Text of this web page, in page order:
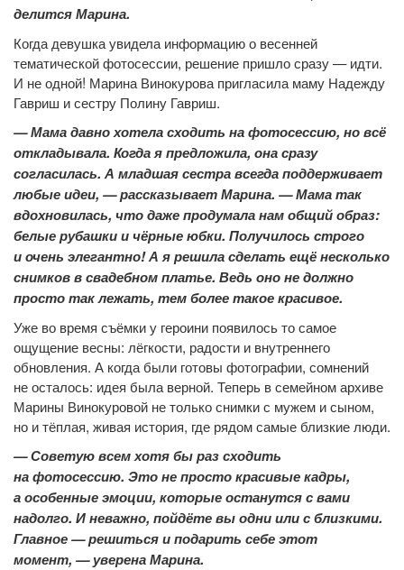
делится Марина.
Когда девушка увидела информацию о весенней
тематической фотосессии, решение пришло сразу — идти.
И не одной! Марина Винокурова пригласила маму Надежду
Гавриш и сестру Полину Гавриш.
— Мама давно хотела сходить на фотосессию, но всё
откладывала. Когда я предложила, она сразу
согласилась. А младшая сестра всегда поддерживает
любые идеи, — рассказывает Марина. — Мама так
вдохновилась, что даже продумала нам общий образ:
белые рубашки и чёрные юбки. Получилось строго
и очень элегантно! А я решила сделать ещё несколько
снимков в свадебном платье. Ведь оно не должно
просто так лежать, тем более такое красивое.
Уже во время съёмки у героини появилось то самое
ощущение весны: лёгкости, радости и внутреннего
обновления. А когда были готовы фотографии, сомнений
не осталось: идея была верной. Теперь в семейном архиве
Марины Винокуровой не только снимки с мужем и сыном,
но и тёплая, живая история, где рядом самые близкие люди.
— Советую всем хотя бы раз сходить
на фотосессию. Это не просто красивые кадры,
а особенные эмоции, которые останутся с вами
надолго. И неважно, пойдёте вы одни или с близкими.
Главное — решиться и подарить себе этот
момент, — уверена Марина.